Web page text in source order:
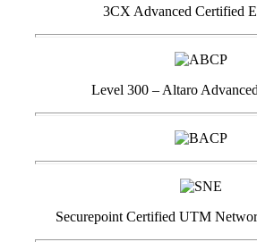
3CX Advanced Certified
Level 300 – Altaro
Securepoint Certified UTM